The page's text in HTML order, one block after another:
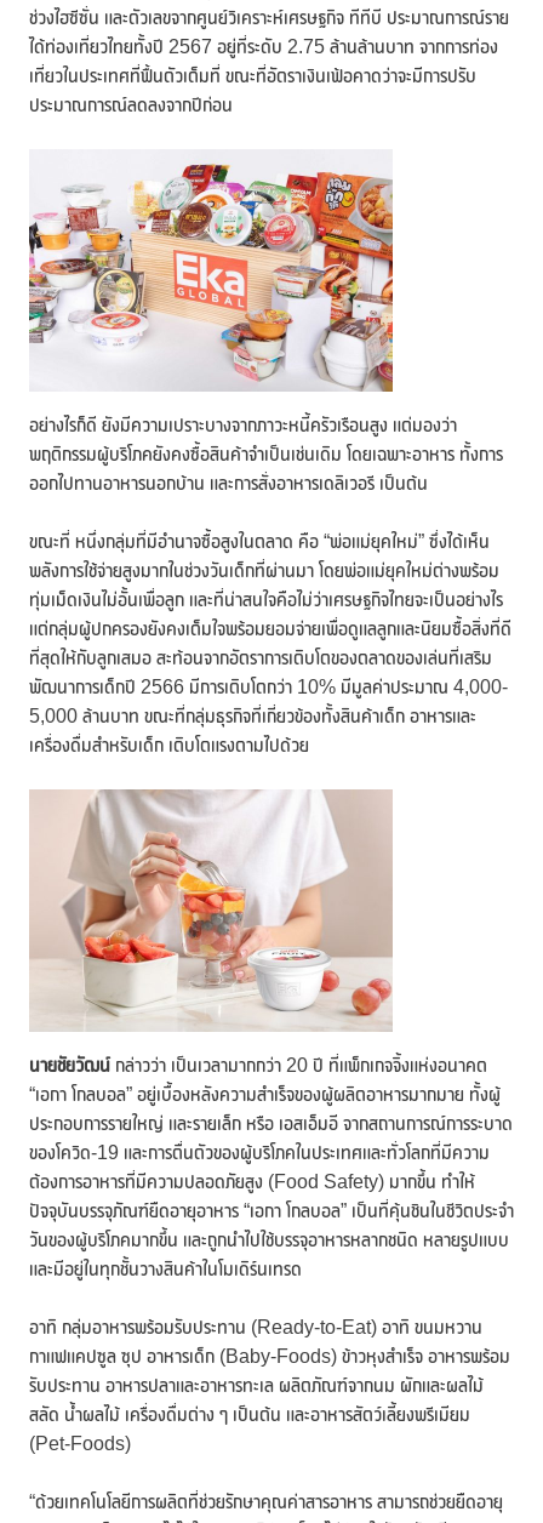
ช่วงไฮซีซั่น และตัวเลขจากศูนย์วิเคราะห์เศรษฐกิจ ทีทีบี ประมาณการณ์ราย
ได้ท่องเที่ยวไทยทั้งปี 2567 อยู่ที่ระดับ 2.75 ล้านล้านบาท จากการท่อง
เที่ยวในประเทศที่ฟื้นตัวเต็มที่ ขณะที่อัตราเงินเฟ้อคาดว่าจะมีการปรับ
ประมาณการณ์ลดลงจากปีก่อน
อย่างไรก็ดี ยังมีความเปราะบางจากภาวะหนี้ครัวเรือนสูง แต่มองว่า
พฤติกรรมผู้บริโภคยังคงซื้อสินค้าจำเป็นเช่นเดิม โดยเฉพาะอาหาร ทั้งการ
ออกไปทานอาหารนอกบ้าน และการสั่งอาหารเดลิเวอรี เป็นต้น
ขณะที่ หนึ่งกลุ่มที่มีอำนาจซื้อสูงในตลาด คือ “พ่อแม่ยุคใหม่” ซึ่งได้เห็น
พลังการใช้จ่ายสูงมากในช่วงวันเด็กที่ผ่านมา โดยพ่อแม่ยุคใหม่ต่างพร้อม
ทุ่มเม็ดเงินไม่อั้นเพื่อลูก และที่น่าสนใจคือไม่ว่าเศรษฐกิจไทยจะเป็นอย่างไร
แต่กลุ่มผู้ปกครองยังคงเต็มใจพร้อมยอมจ่ายเพื่อดูแลลูกและนิยมซื้อสิ่งที่ดี
ที่สุดให้กับลูกเสมอ สะท้อนจากอัตราการเติบโตของตลาดของเล่นที่เสริม
พัฒนาการเด็กปี 2566 มีการเติบโตกว่า 10% มีมูลค่าประมาณ 4,000-
5,000 ล้านบาท ขณะที่กลุ่มธุรกิจที่เกี่ยวข้องทั้งสินค้าเด็ก อาหารและ
เครื่องดื่มสำหรับเด็ก เติบโตแรงตามไปด้วย
นายชัยวัฒน์กล่าวว่า เป็นเวลามากกว่า 20 ปี ที่แพ็กเกจจิ้งแห่งอนาคต
“เอกา โกลบอล” อยู่เบื้องหลังความสำเร็จของผู้ผลิตอาหารมากมาย ทั้งผู้
ประกอบการรายใหญ่ และรายเล็ก หรือ เอสเอ็มอี จากสถานการณ์การระบาด
ของโควิด-19 และการตื่นตัวของผู้บริโภคในประเทศและทั่วโลกที่มีความ
ต้องการอาหารที่มีความปลอดภัยสูง (Food Safety) มากขึ้น ทำให้
ปัจจุบันบรรจุภัณฑ์ยืดอายุอาหาร “เอกา โกลบอล” เป็นที่คุ้นชินในชีวิตประจำ
วันของผู้บริโภคมากขึ้น และถูกนำไปใช้บรรจุอาหารหลากชนิด หลายรูปแบบ
และมีอยู่ในทุกชั้นวางสินค้าในโมเดิร์นเทรด
อาทิ กลุ่มอาหารพร้อมรับประทาน (Ready-to-Eat) อาทิ ขนมหวาน
กาแฟแคปซูล ซุป อาหารเด็ก (Baby-Foods) ข้าวหุงสำเร็จ อาหารพร้อม
รับประทาน อาหารปลาและอาหารทะเล ผลิตภัณฑ์จากนม ผักและผลไม้
สลัด น้ำผลไม้ เครื่องดื่มต่าง ๆ เป็นต้น และอาหารสัตว์เลี้ยงพรีเมียม
(Pet-Foods)
“ด้วยเทคโนโลยีการผลิตที่ช่วยรักษาคุณค่าสารอาหาร สามารถช่วยยืดอายุ